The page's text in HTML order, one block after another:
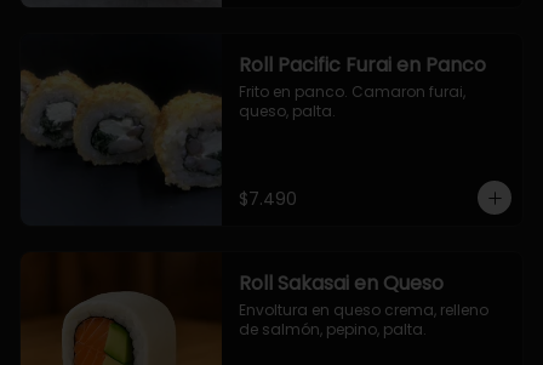
Roll Pacific Furai en Panco
Frito en panco. Camaron furai,
queso, palta.
$7.490
Roll Sakasai en Queso
Envoltura en queso crema, relleno
de salmón, pepino, palta.